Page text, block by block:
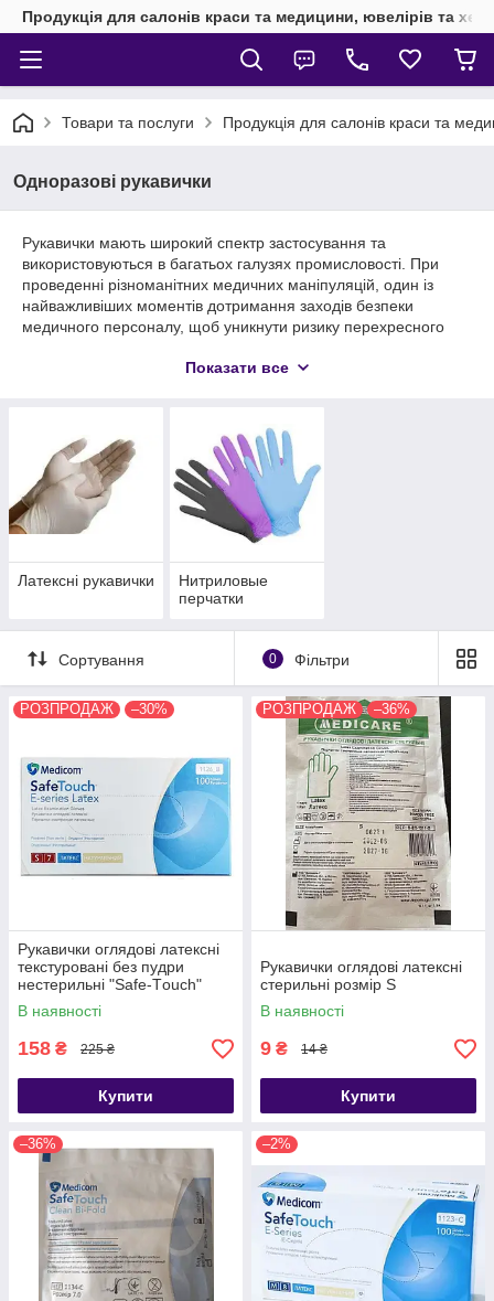
Продукція для салонів краси та медицини, ювелірів та
Товари та послуги Продукція для салонів краси та
Одноразові рукавички
Рукавички мають широкий спектр застосування та
використовуються в багатьох галузях промисловості. При
проведенні різноманітних медичних маніпуляцій, один із
найважливіших моментів дотримання заходів безпеки
медичного персоналу, щоб уникнути ризику перехресного
забезпечується за допомогою засобів індивідуального
наявністю або відсутністю присипки та текстурою поверхні.
За наявністю чи відсутністю присипки розрізняють опудрені
та неопудрені рукавички. Залежно від матеріалу
виготовлення розрізняють латексні та нітрилові рукавички
Показати все
Латексні рукавички
Нитриловые
перчатки
Сортування 0 Фільтри
РОЗПРОДАЖ –30%
Рукавички оглядові латексні
текстуровані без пудри
нестерильні "Safe-Тouch"
(упаковка 100штук/50 пар)
В наявності
158 ₴ 225 ₴
Купити
РОЗПРОДАЖ –36%
Рукавички оглядові латексні
стерильні розмір S
В наявності
9 ₴ 14 ₴
Купити
–36% –2%